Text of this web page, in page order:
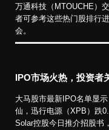
万通科技（MTOUCHE）
者可参考这些热门股排行
会。
IPO市场火热，投资者
大马股市最新IPO名单显
仙，迅行电源（XPB）跌
Solar控股今日推介招股书